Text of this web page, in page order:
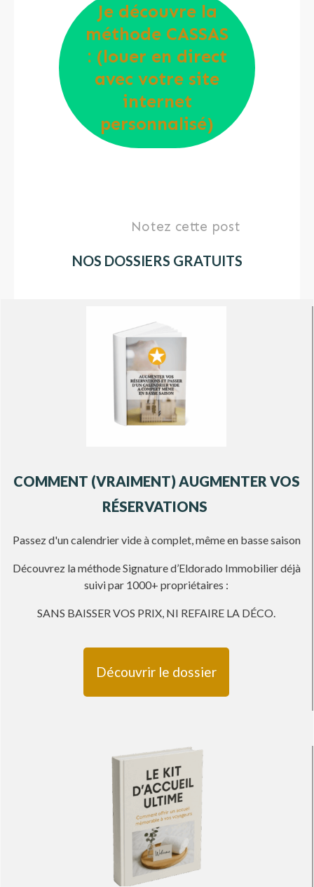
Je découvre la
méthode CASSAS
: (louer en direct
avec votre site
internet
personnalisé)
Notez cette post
NOS DOSSIERS GRATUITS
COMMENT (VRAIMENT) AUGMENTER VOS
RÉSERVATIONS
Passez d'un calendrier vide à complet, même en basse saison
Découvrez la méthode Signature d’Eldorado Immobilier déjà
suivi par 1000+ propriétaires :
SANS BAISSER VOS PRIX, NI REFAIRE LA DÉCO.
Découvrir le dossier